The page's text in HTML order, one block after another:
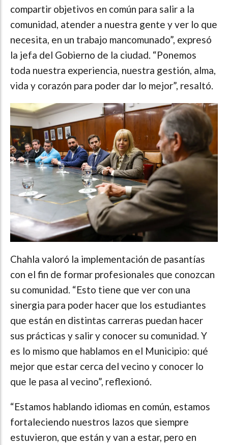
compartir objetivos en común para salir a la
comunidad, atender a nuestra gente y ver lo que
necesita, en un trabajo mancomunado”, expresó
la jefa del Gobierno de la ciudad. “Ponemos
toda nuestra experiencia, nuestra gestión, alma,
vida y corazón para poder dar lo mejor”, resaltó.
Chahla valoró la implementación de pasantías
con el fin de formar profesionales que conozcan
su comunidad. “Esto tiene que ver con una
sinergia para poder hacer que los estudiantes
que están en distintas carreras puedan hacer
sus prácticas y salir y conocer su comunidad. Y
es lo mismo que hablamos en el Municipio: qué
mejor que estar cerca del vecino y conocer lo
que le pasa al vecino”, reflexionó.
“Estamos hablando idiomas en común, estamos
fortaleciendo nuestros lazos que siempre
estuvieron, que están y van a estar, pero en